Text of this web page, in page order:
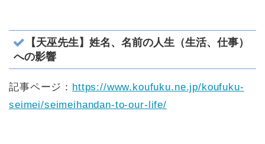
【天巫先生】姓名、名前の人生（生活、仕事）
への影響
記事ページ： https://www.koufuku.ne.jp/koufuku-
seimei/seimeihandan-to-our-life/